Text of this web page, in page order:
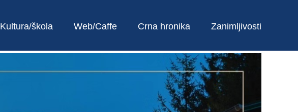
Kultura/škola Web/Caffe Crna hronika Zanimljivosti